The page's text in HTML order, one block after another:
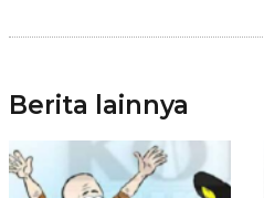
Berita lainnya